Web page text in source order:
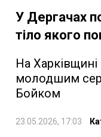
У Дергачах
тіло якого
На
молодшим
Бойком
23.05.2026, 17:03